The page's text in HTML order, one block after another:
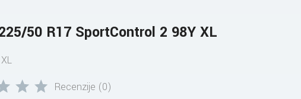
50 R17 SportControl 2 98Y XL
Recenzije (0)